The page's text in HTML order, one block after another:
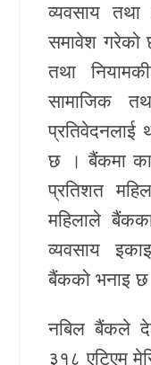
व्यवसाय तथा
समावेश गरेको
तथा
सामाजिक
छ । बैंकमा
प्रतिशत
महिलाले
व्यवसाय
बैंकको भनाइ
नबिल बैंकले
३१८ एटिएम